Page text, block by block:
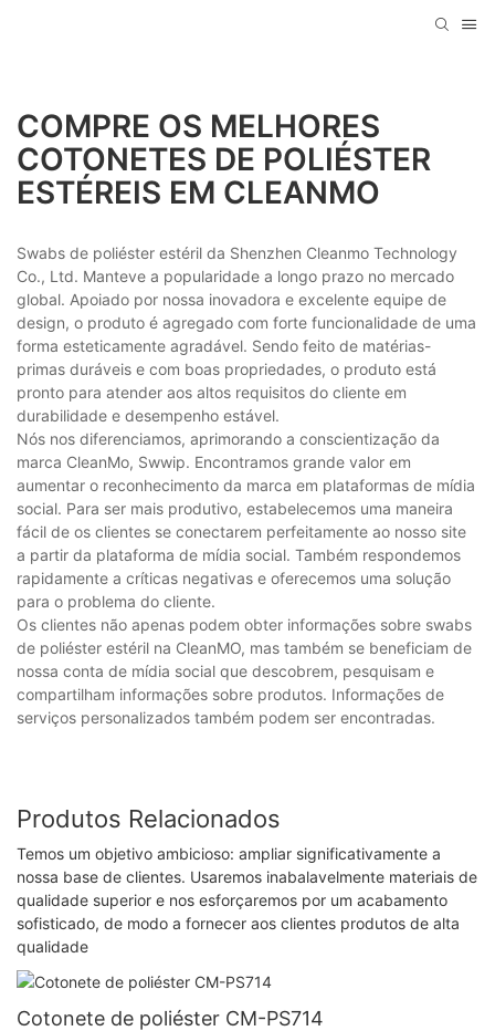
COMPRE OS MELHORES
COTONETES DE POLIÉSTER
ESTÉREIS EM CLEANMO
Swabs de poliéster estéril da Shenzhen Cleanmo Technology
Co., Ltd. Manteve a popularidade a longo prazo no mercado
global. Apoiado por nossa inovadora e excelente equipe de
design, o produto é agregado com forte funcionalidade de uma
forma esteticamente agradável. Sendo feito de matérias-
primas duráveis ​​e com boas propriedades, o produto está
pronto para atender aos altos requisitos do cliente em
durabilidade e desempenho estável.
Nós nos diferenciamos, aprimorando a conscientização da
marca CleanMo, Swwip. Encontramos grande valor em
aumentar o reconhecimento da marca em plataformas de mídia
social. Para ser mais produtivo, estabelecemos uma maneira
fácil de os clientes se conectarem perfeitamente ao nosso site
a partir da plataforma de mídia social. Também respondemos
rapidamente a críticas negativas e oferecemos uma solução
para o problema do cliente.
Os clientes não apenas podem obter informações sobre swabs
de poliéster estéril na CleanMO, mas também se beneficiam de
nossa conta de mídia social que descobrem, pesquisam e
compartilham informações sobre produtos. Informações de
serviços personalizados também podem ser encontradas.
Produtos Relacionados
Temos um objetivo ambicioso: ampliar significativamente a
nossa base de clientes. Usaremos inabalavelmente materiais de
qualidade superior e nos esforçaremos por um acabamento
sofisticado, de modo a fornecer aos clientes produtos de alta
qualidade
Cotonete de poliéster CM-PS714